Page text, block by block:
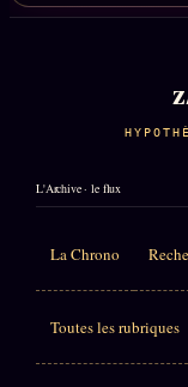
L'Archive · le flux
La Chrono
Toutes les rubriques